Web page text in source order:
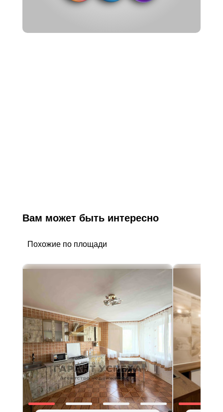
Вам может быть интересно
Похожие по площади